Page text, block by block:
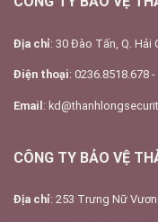
Địa chỉ: 30 Đào Tấn, Q. Hải
Điện thoại: 0236.8518.678
Email :
CÔNG TY BẢO VỆ
Địa chỉ: 253 Trưng Nữ